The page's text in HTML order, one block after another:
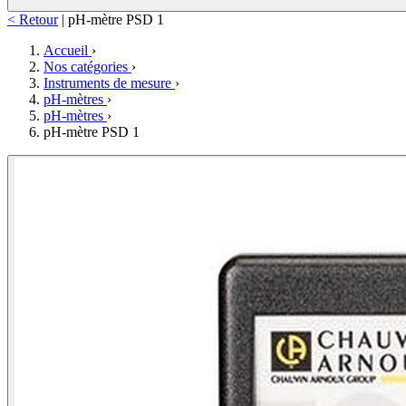
< Retour | pH-mètre PSD 1
Accueil ›
Nos catégories ›
Instruments de mesure ›
pH-mètres ›
pH-mètres ›
pH-mètre PSD 1